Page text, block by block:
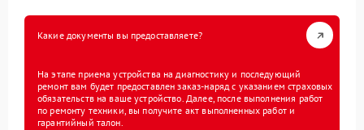
Какие документы вы предоставляете?
На этапе приема устройства на диагностику и последующий
ремонт вам будет предоставлен заказ-наряд с указанием страховых
обязательств на ваше устройство. Далее, после выполнения работ
по ремонту техники, вы получите акт выполненных работ и
гарантийный талон.